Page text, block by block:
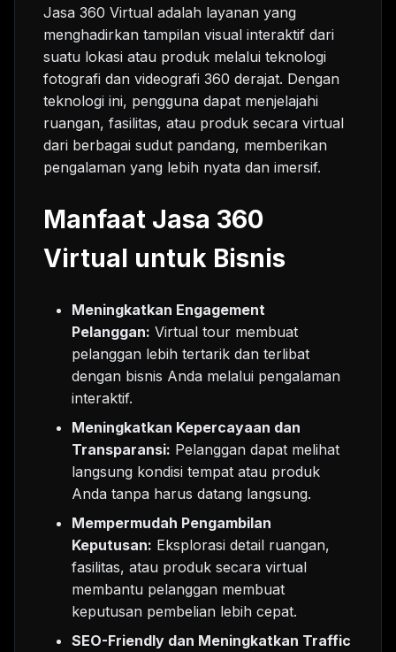
Jasa 360 Virtual adalah layanan yang
menghadirkan tampilan visual interaktif dari
suatu lokasi atau produk melalui teknologi
fotografi dan videografi 360 derajat. Dengan
teknologi ini, pengguna dapat menjelajahi
ruangan, fasilitas, atau produk secara virtual
dari berbagai sudut pandang, memberikan
pengalaman yang lebih nyata dan imersif.
Manfaat Jasa 360
Virtual untuk Bisnis
Meningkatkan Engagement
Pelanggan: Virtual tour membuat
pelanggan lebih tertarik dan terlibat
dengan bisnis Anda melalui pengalaman
interaktif.
Meningkatkan Kepercayaan dan
Transparansi: Pelanggan dapat melihat
langsung kondisi tempat atau produk
Anda tanpa harus datang langsung.
Mempermudah Pengambilan
Keputusan: Eksplorasi detail ruangan,
fasilitas, atau produk secara virtual
membantu pelanggan membuat
keputusan pembelian lebih cepat.
SEO-Friendly dan Meningkatkan Traffic